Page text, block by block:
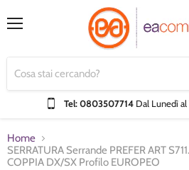
Tel: 0803507714 Dal Lunedì
Home
SERRATURA Serrande PREFER ART
COPPIA DX/SX Profilo EUROPEO